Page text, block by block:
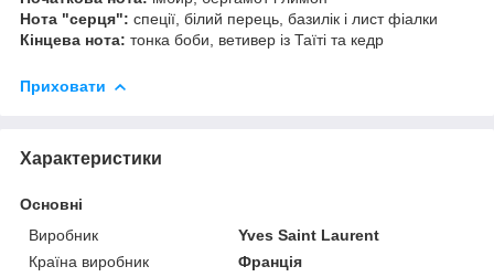
Нота "серця": спеції, білий перець, базилік і лист фіалки
Кінцева нота: тонка боби, ветивер із Таїті та кедр
Приховати
Характеристики
Основні
Виробник
Yves Saint Laurent
Країна виробник
Франція